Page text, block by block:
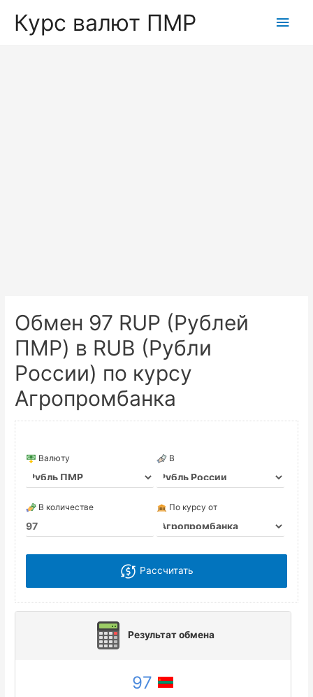
Курс валют ПМР
Обмен 97 RUP (Рублей
ПМР) в RUB (Рубли
России) по курсу
Агропромбанка
Валюту В
В количестве По курсу от
Рассчитать
Результат обмена
97